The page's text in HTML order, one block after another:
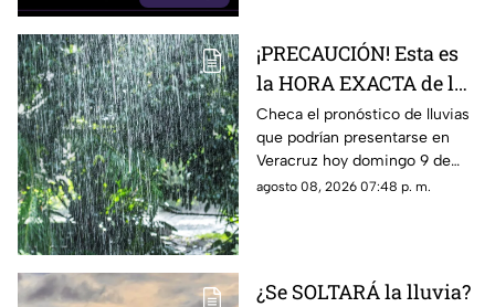
¡PRECAUCIÓN! Esta es
la HORA EXACTA de las
lluvias en el estado de
Veracruz hoy 9 de
agosto de 2026
Checa el pronóstico de lluvias
que podrían presentarse en
Veracruz hoy domingo 9 de
agosto, así como la hora
agosto 08, 2026 07:48 p. m.
¿Se SOLTARÁ la lluvia?